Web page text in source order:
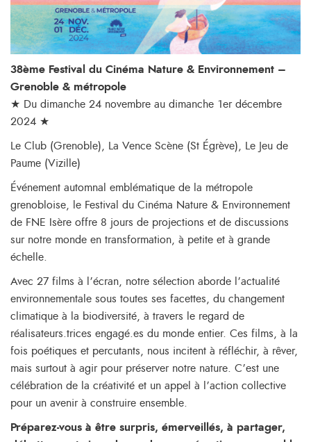
38ème Festival du Cinéma Nature & Environnement –
Grenoble & métropole
★ Du dimanche 24 novembre au dimanche 1er décembre
2024 ★
Le Club (Grenoble), La Vence Scène (St Égrève), Le Jeu de
Paume (Vizille)
Événement automnal emblématique de la métropole
grenobloise, le Festival du Cinéma Nature & Environnement
de FNE Isère offre 8 jours de projections et de discussions
sur notre monde en transformation, à petite et à grande
échelle.
Avec 27 films à l’écran, notre sélection aborde l’actualité
environnementale sous toutes ses facettes, du changement
climatique à la biodiversité, à travers le regard de
réalisateurs.trices engagé.es du monde entier. Ces films, à la
fois poétiques et percutants, nous incitent à réfléchir, à rêver,
mais surtout à agir pour préserver notre nature. C’est une
célébration de la créativité et un appel à l’action collective
pour un avenir à construire ensemble.
Préparez-vous à être surpris, émerveillés, à partager,